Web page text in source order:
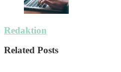
Redaktion
Related Posts